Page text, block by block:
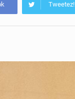
Tweetez!